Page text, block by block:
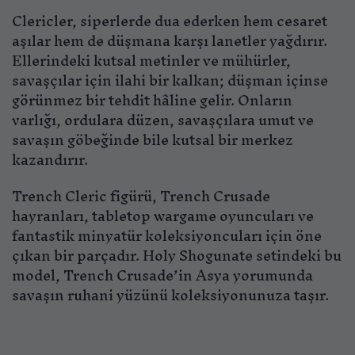
Clericler, siperlerde dua ederken hem cesaret
aşılar hem de düşmana karşı lanetler yağdırır.
Ellerindeki kutsal metinler ve mühürler,
savaşçılar için ilahi bir kalkan; düşman içinse
görünmez bir tehdit hâline gelir. Onların
varlığı, ordulara düzen, savaşçılara umut ve
savaşın göbeğinde bile kutsal bir merkez
kazandırır.
Trench Cleric figürü, Trench Crusade
hayranları, tabletop wargame oyuncuları ve
fantastik minyatür koleksiyoncuları için öne
çıkan bir parçadır. Holy Shogunate setindeki bu
model, Trench Crusade’in Asya yorumunda
savaşın ruhani yüzünü koleksiyonunuza taşır.